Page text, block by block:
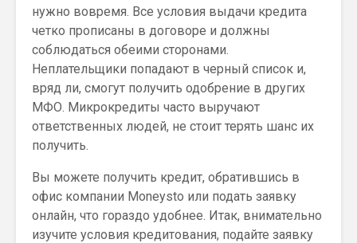
нужно вовремя. Все условия выдачи кредита
четко прописаны в договоре и должны
соблюдаться обеими сторонами.
Неплательщики попадают в черный список и,
вряд ли, смогут получить одобрение в других
МФО. Микрокредиты часто выручают
ответственных людей, не стоит терять шанс их
получить.
Вы можете получить кредит, обратившись в
офис компании Moneysto или подать заявку
онлайн, что гораздо удобнее. Итак, внимательно
изучите условия кредитования, подайте заявку